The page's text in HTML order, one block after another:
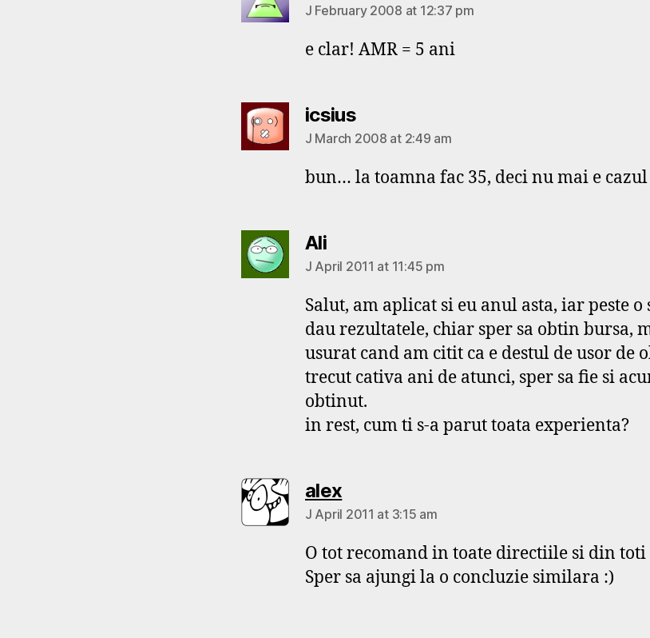
J February 2008 at 12:37 pm
e clar! AMR = 5 ani
icsiussays:
J March 2008 at 2:49 am
bun… la toamna fac 35, deci nu mai e cazul
Alisays:
J April 2011 at 11:45 pm
Salut, am aplicat si eu anul asta, iar peste o
dau rezultatele, chiar sper sa obtin bursa,
usurat cand am citit ca e destul de usor de
trecut cativa ani de atunci, sper sa fie si
obtinut.
in rest, cum ti s-a parut toata experienta?
alexsays:
J April 2011 at 3:15 am
O tot recomand in toate directiile si din
Sper sa ajungi la o concluzie similara :)